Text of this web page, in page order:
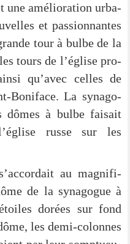
une amé­lio­ra­ti­on urba­
et pas­si­on­nan­tes
tour à bul­be de la
tours de l’église pro­
qu’avec cel­les de
Boni­­face. La syn­ago­
dômes à bul­be fai­sait
rus­se sur les
au magni­fi­
de la syn­ago­gue à
dorées sur fond
les demi-colon­­nes